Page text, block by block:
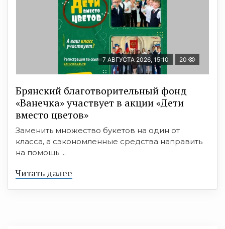
7 АВГУСТА 2026, 15:10 20
Брянский благотворительный фонд
«Ванечка» участвует в акции «Дети
вместо цветов»
Заменить множество букетов на один от
класса, а сэкономленные средства направить
на помощь ...
Читать далее